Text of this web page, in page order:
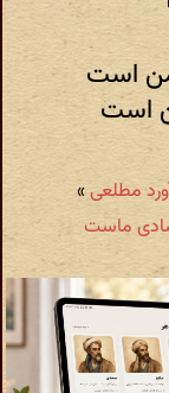
من است
است
»